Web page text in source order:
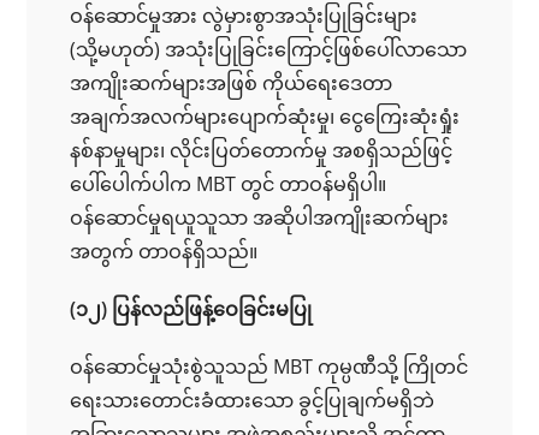
ဝန်ဆောင်မှုအား လွဲမှားစွာအသုံးပြုခြင်းများ
(သို့မဟုတ်) အသုံးပြုခြင်းကြောင့်ဖြစ်ပေါ်လာသော
အကျိုးဆက်များအဖြစ် ကိုယ်ရေးဒေတာ
အချက်အလက်များပျောက်ဆုံးမှု၊ ငွေကြေးဆုံးရှုံး
နစ်နာမှုများ၊ လိုင်းပြတ်တောက်မှု အစရှိသည်ဖြင့်
ပေါ်ပေါက်ပါက MBT တွင် တာဝန်မရှိပါ။
ဝန်ဆောင်မှုရယူသူသာ အဆိုပါအကျိုးဆက်များ
အတွက် တာဝန်ရှိသည်။
(၁၂) ပြန်လည်ဖြန့်ဝေခြင်းမပြု
ဝန်ဆောင်မှုသုံးစွဲသူသည် MBT ကုမ္ပဏီသို့ ကြိုတင်
ရေးသားတောင်းခံထားသော ခွင့်ပြုချက်မရှိဘဲ